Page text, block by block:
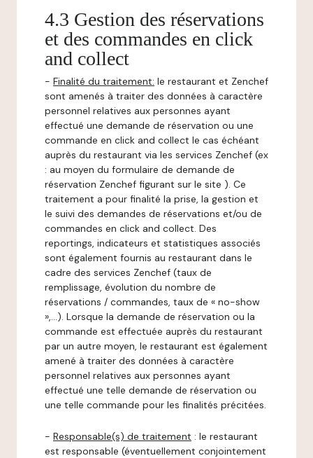
4.3 Gestion des réservations
et des commandes en click
and collect
- Finalité du traitement: le restaurant et Zenchef
sont amenés à traiter des données à caractère
personnel relatives aux personnes ayant
effectué une demande de réservation ou une
commande en click and collect le cas échéant
auprès du restaurant via les services Zenchef (ex
: au moyen du formulaire de demande de
réservation Zenchef figurant sur le site ). Ce
traitement a pour finalité la prise, la gestion et
le suivi des demandes de réservations et/ou de
commandes en click and collect. Des
reportings, indicateurs et statistiques associés
sont également fournis au restaurant dans le
cadre des services Zenchef (taux de
remplissage, évolution du nombre de
réservations / commandes, taux de « no-show
»,…). Lorsque la demande de réservation ou la
commande est effectuée auprès du restaurant
par un autre moyen, le restaurant est également
amené à traiter des données à caractère
personnel relatives aux personnes ayant
effectué une telle demande de réservation ou
une telle commande pour les finalités précitées.
- Responsable(s) de traitement : le restaurant
est responsable (éventuellement conjointement